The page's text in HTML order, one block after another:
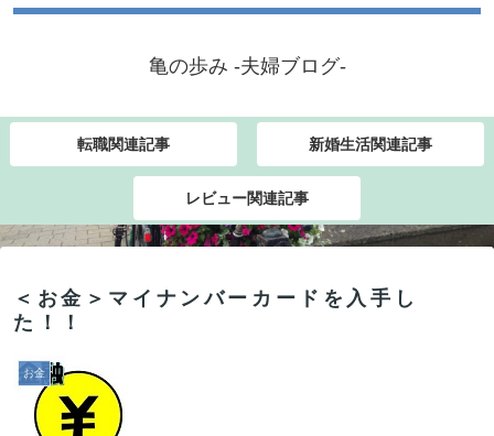
亀の歩み -夫婦ブログ-
転職関連記事 新婚生活関連記事
レビュー関連記事
＜お金＞マイナンバーカードを入手し
た！！
お金